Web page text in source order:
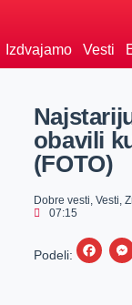
Izdvajamo Vesti
obavili
(FOTO)
Dobre vesti, Vesti,
07:15
Podeli:
F